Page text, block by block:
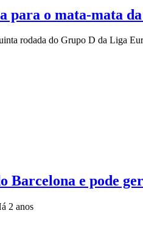
para o mata-mata
rodada do Grupo D da Liga
Barcelona e pode
2 anos